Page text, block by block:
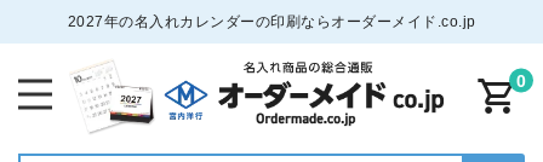
2027年の名入れカレンダーの印刷ならオーダーメイド.co.jp
0